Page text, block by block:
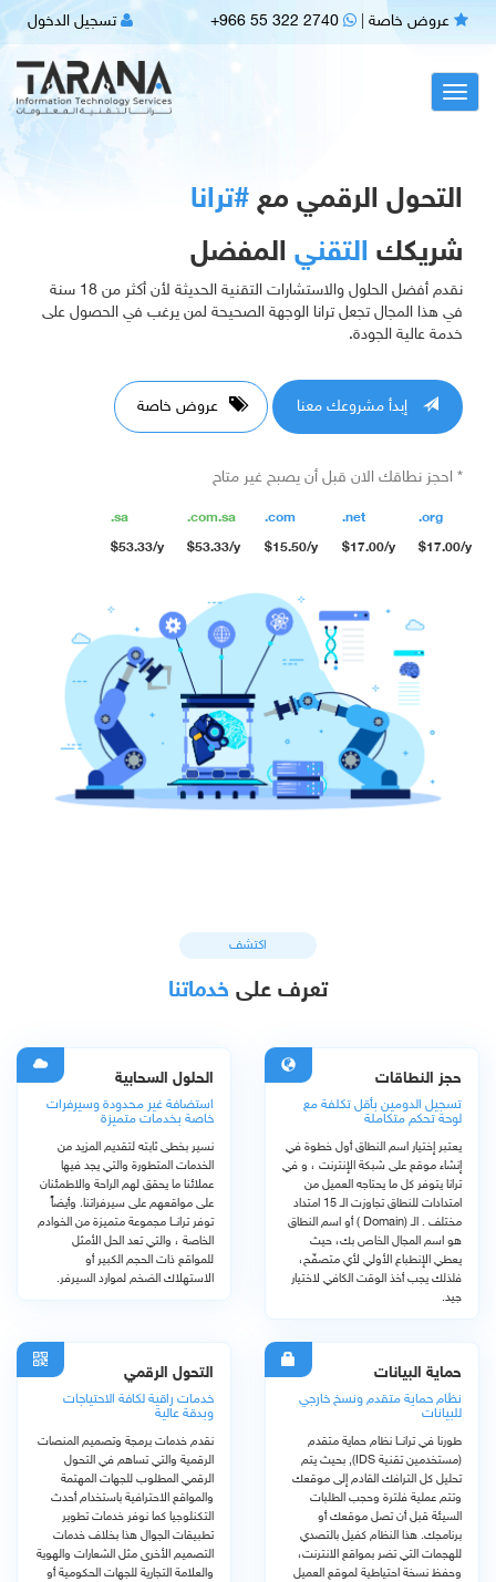
تسجيل الدخول +966 55 322 2740 | عروض خاصة
التحول الرقمي مع #ترانا
شريكك التقني المفضل
نقدم أفضل الحلول والاستشارات التقنية الحديثة لأن أكثر من 18 سنة
في هذا المجال تجعل ترانا الوجهة الصحيحة لمن يرغب في الحصول على
خدمة عالية الجودة.
إبدأ مشروعك معنا عروض خاصة
احجز نطاقك الان قبل أن يصبح غير متاح *
.org
$17.00/y
.net
$17.00/y
.com
$15.50/y
.com.sa
$53.33/y
.sa
$53.33/y
اكتشف
تعرف على خدماتنا
الحلول السحابية
استضافة غير محدودة وسيرفرات
خاصة بخدمات متميزة
نسير بخطى ثابته لتقديم المزيد من
الخدمات المتطورة والتي يجد فيها
عملائنا ما يحقق لهم الراحة والاطمئنان
على مواقعهم على سيرفراتنا. وأيضاً
توفر ترانــا مجموعة متميزة من الخوادم
الخاصة ، والتي تعد الحل الأمثل
للمواقع ذات الحجم الكبير أو
الاستهلاك الضخم لموارد السيرفر.
حجز النطاقات
تسجيل الدومين بأقل تكلفة مع
لوحة تحكم متكاملة
يعتبر إختيار اسم النطاق أول خطوة في
إنشاء موقع على شبكة الإنترنت ، و في
ترانا يتوفر كل ما يحتاجه العميل من
امتدادات للنطاق تجاوزت الـ 15 امتداد
مختلف . الـ (Domain ) أو اسم النطاق
هو اسم المجال الخاص بك، حيث
يعطي الإنطباع الأولي لأي متصفّح،
فلذلك يجب أخذ الوقت الكافي لاختيار
جيد.
التحول الرقمي
خدمات راقية لكافة الاحتياجات
وبدقة عالية
نقدم خدمات برمجة وتصميم المنصات
الرقمية والتي تساهم في التحول
الرقمي المطلوب للجهات المهتمة
والمواقع الاحترافية باستخدام أحدث
التكنلوجيا كما نوفر خدمات تطوير
تطبيقات الجوال هذا بخلاف خدمات
التصميم الأخرى مثل الشعارات والهوية
والعلامة التجارية للجهات الحكومية أو
حماية البيانات
نظام حماية متقدم ونسخ خارجي
للبيانات
طورنا في ترانــا نظام حماية متقدم
(مستخدمين تقنية IDS), بحيث يتم
تحليل كل الترافك القادم إلى موقعك
وتتم عملية فلترة وحجب الطلبات
السيئة قبل أن تصل موقعك أو
برنامجك. هذا النظام كفيل بالتصدي
للهجمات التي تضر بمواقع الانترنت،
وحفظ نسخة احتياطية لموقع العميل